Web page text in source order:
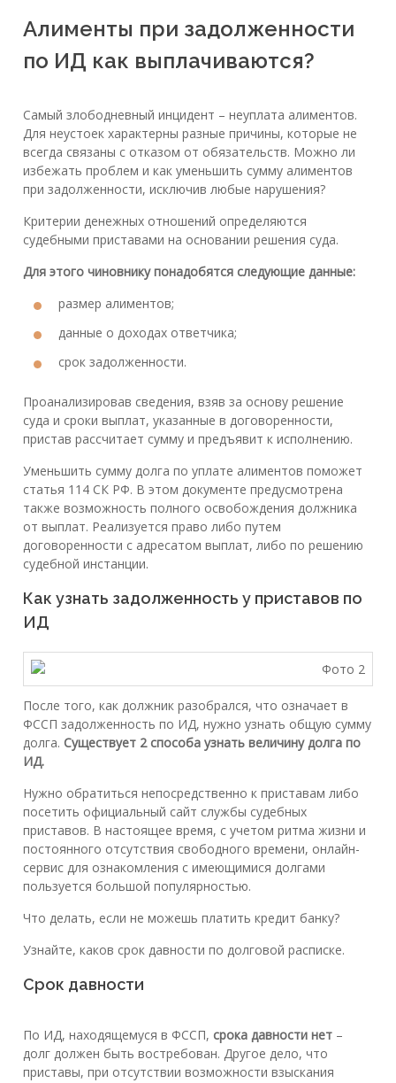
Алименты при задолженности
по ИД как выплачиваются?
Самый злободневный инцидент – неуплата алиментов.
Для неустоек характерны разные причины, которые не
всегда связаны с отказом от обязательств. Можно ли
избежать проблем и как уменьшить сумму алиментов
при задолженности, исключив любые нарушения?
Критерии денежных отношений определяются
судебными приставами на основании решения суда.
Для этого чиновнику понадобятся следующие данные:
размер алиментов;
данные о доходах ответчика;
срок задолженности.
Проанализировав сведения, взяв за основу решение
суда и сроки выплат, указанные в договоренности,
пристав рассчитает сумму и предъявит к исполнению.
Уменьшить сумму долга по уплате алиментов поможет
статья 114 СК РФ. В этом документе предусмотрена
также возможность полного освобождения должника
от выплат. Реализуется право либо путем
договоренности с адресатом выплат, либо по решению
судебной инстанции.
Как узнать задолженность у приставов по
ИД
После того, как должник разобрался, что означает в
ФССП задолженность по ИД, нужно узнать общую сумму
долга. Существует 2 способа узнать величину долга по
ИД.
Нужно обратиться непосредственно к приставам либо
посетить официальный сайт службы судебных
приставов. В настоящее время, с учетом ритма жизни и
постоянного отсутствия свободного времени, онлайн-
сервис для ознакомления с имеющимися долгами
пользуется большой популярностью.
Что делать, если не можешь платить кредит банку?
Узнайте, каков срок давности по долговой расписке.
Срок давности
По ИД, находящемуся в ФССП, срока давности нет –
долг должен быть востребован. Другое дело, что
приставы, при отсутствии возможности взыскания